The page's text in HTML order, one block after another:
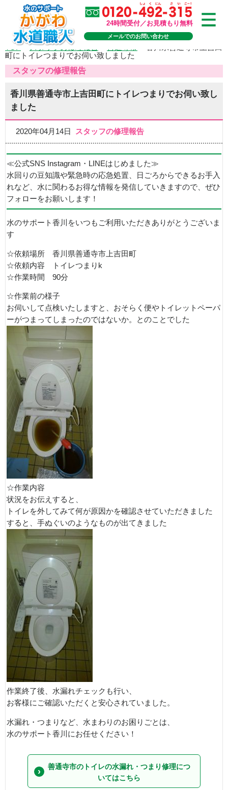
24時間受付／お見積もり無料
メールでのお問い合わせ
TOP>スタッフの修理報告
町にトイレつまりでお伺い致しました
スタッフの修理報告
香川県善通寺市上吉田町にトイレつまりでお伺い致し
ました
2020年04月14日 スタッフの修理報告
≪公式SNS Instagram・LINEはじめました≫
水回りの豆知識や緊急時の応急処置、日ごろからできるお手入
れなど、水に関わるお得な情報を発信していきますので、ぜひ
フォローをお願いします！
水のサポート香川をいつもご利用いただきありがとうございま
す
☆依頼場所 香川県善通寺市上吉田町
☆依頼内容 トイレつまりk
☆作業時間 90分
☆作業前の様子
お伺いして点検いたしますと、おそらく便やトイレットペーパ
ーがつまってしまったのではないか。とのことでした
☆作業内容
状況をお伝えすると、
トイレを外してみて何が原因かを確認させていただきました
すると、手ぬぐいのようなものが出てきました
作業終了後、水漏れチェックも行い、
お客様にご確認いただくと安心されていました。
水漏れ・つまりなど、水まわりのお困りごとは、
水のサポート香川にお任せください！
善通寺市のトイレの水漏れ・つまり修理につ
いてはこちら